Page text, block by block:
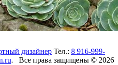
дизайнер Тел.: 8 916-999-
. Все права защищены © 2026